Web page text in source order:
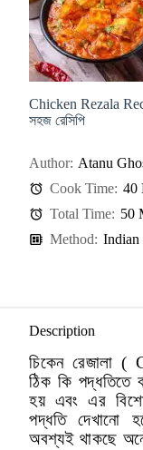
Chicken Rezala
সহজ রেসিপি
Author: Atanu
Cook Time: 40
Total Time: 50
Method: Indian
Description
চিকেন রেজালা
ঠিক কি পদ্ধতিতে
হয় এবং এর
পদ্ধতি দেখানো
অবশ্যই থাকছে